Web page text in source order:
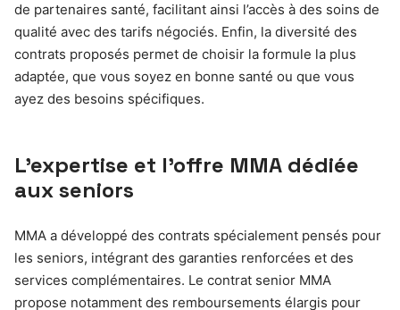
de partenaires santé, facilitant ainsi l’accès à des soins de
qualité avec des tarifs négociés. Enfin, la diversité des
contrats proposés permet de choisir la formule la plus
adaptée, que vous soyez en bonne santé ou que vous
ayez des besoins spécifiques.
L’expertise et l’offre MMA dédiée
aux seniors
MMA a développé des contrats spécialement pensés pour
les seniors, intégrant des garanties renforcées et des
services complémentaires. Le contrat senior MMA
propose notamment des remboursements élargis pour